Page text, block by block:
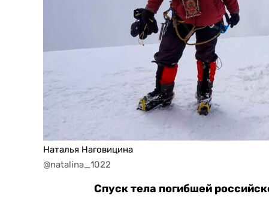
Наталья Наговицина
@natalina_1022
Спуск тела погибшей